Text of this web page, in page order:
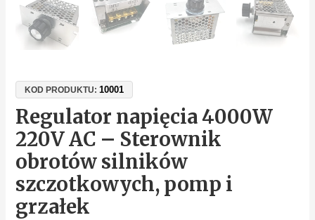
KOD PRODUKTU:10001
Regulator napięcia 4000W
220V AC – Sterownik
obrotów silników
szczotkowych, pomp i
grzałek